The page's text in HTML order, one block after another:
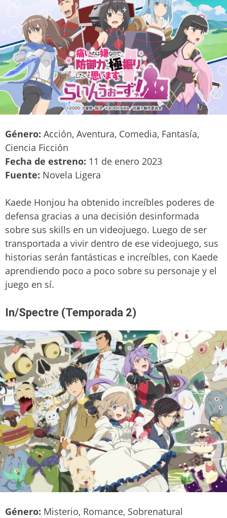
Género: Acción, Aventura, Comedia, Fantasía,
Ciencia Ficción
Fecha de estreno: 11 de enero 2023
Fuente: Novela Ligera
Kaede Honjou ha obtenido increíbles poderes de
defensa gracias a una decisión desinformada
sobre sus skills en un videojuego. Luego de ser
transportada a vivir dentro de ese videojuego, sus
historias serán fantásticas e increíbles, con Kaede
aprendiendo poco a poco sobre su personaje y el
juego en sí.
In/Spectre (Temporada 2)
Género: Misterio, Romance, Sobrenatural